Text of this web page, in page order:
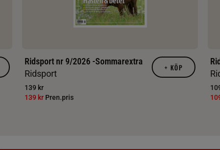
Ridsport nr 9/2026 -Sommarextra
Ridsport
139 kr
139 kr Pren.pris
+ KÖP